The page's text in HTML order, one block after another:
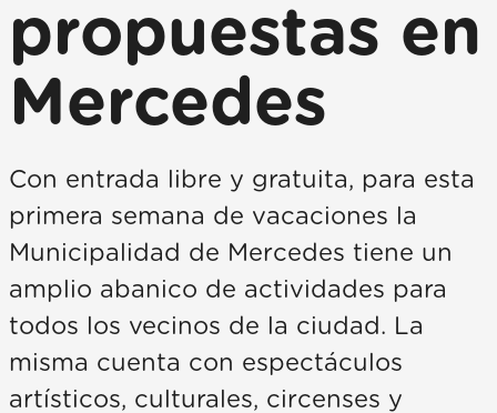
propuestas en
Mercedes
Con entrada libre y gratuita, para esta
primera semana de vacaciones la
Municipalidad de Mercedes tiene un
amplio abanico de actividades para
todos los vecinos de la ciudad. La
misma cuenta con espectáculos
artísticos, culturales, circenses y